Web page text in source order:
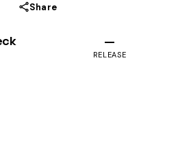
Share
—
RELEASE